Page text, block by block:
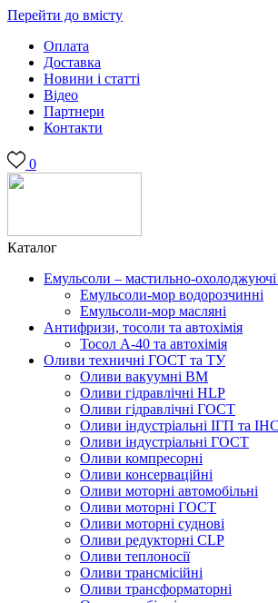
Перейти до вмісту
Оплата
Доставка
Новини і статті
Відео
Партнери
Контакти
0
Каталог
Емульсоли – мастильно-
Емульсоли-мор водорозчинні
Емульсоли-мор масляні
Антифризи, тосоли та автохімія
Тосол А-40 та автохімія
Оливи техничні ГОСТ та ТУ
Оливи вакуумні ВМ
Оливи гідравлічні HLP
Оливи гідравлічні ГОСТ
Оливи індустріальні ІГП та
Оливи індустріальні ГОСТ
Оливи компресорні
Оливи консерваційні
Оливи моторні автомобільні
Оливи моторні ГОСТ
Оливи моторні суднові
Оливи редукторні CLP
Оливи теплоносії
Оливи трансмісійні
Оливи трансформаторні